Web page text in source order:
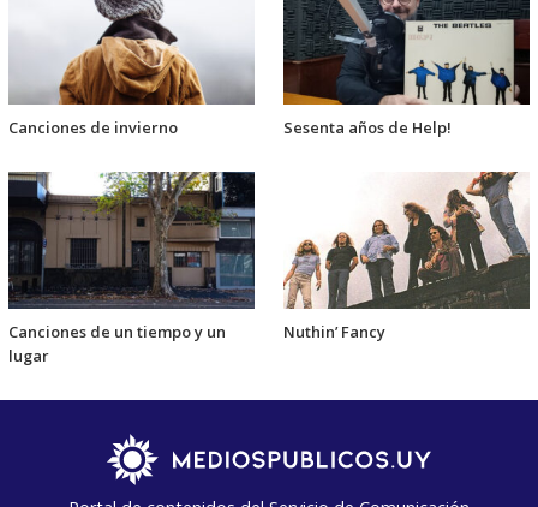
Canciones de invierno Sesenta años de Help!
Canciones de un tiempo y un
lugar
Nuthin’ Fancy